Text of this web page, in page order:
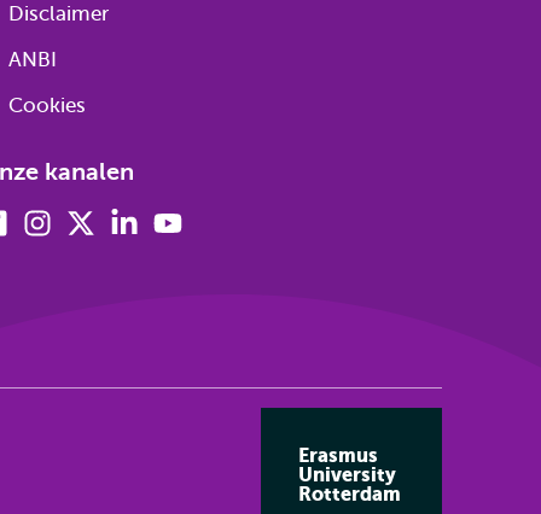
Disclaimer
ANBI
Cookies
kanalen
FacebookInstagram LinkedinYoutube
Erasmus
University
Rotterdam